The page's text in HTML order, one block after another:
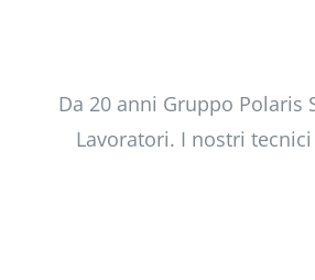
Da 20 anni Gruppo
Lavoratori. I nostri